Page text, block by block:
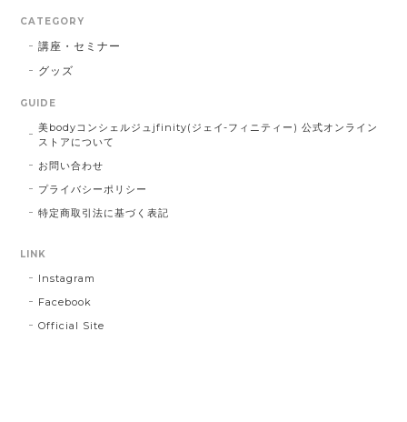
CATEGORY
講座・セミナー
グッズ
GUIDE
美bodyコンシェルジュjfinity(ジェイ-フィニティー) 公式オンライン
ストアについて
お問い合わせ
プライバシーポリシー
特定商取引法に基づく表記
LINK
Instagram
Facebook
Official Site